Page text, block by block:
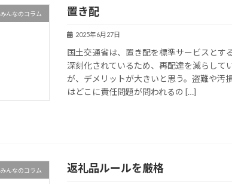
みんなのコラム 置き配
2025年6月27日
国土交通省は、置き配を標準サービスとす
深刻化されているため、再配達を減らして
が、デメリットが大きいと思う。盗難や汚
はどこに責任問題が問われるの […]
みんなのコラム 返礼品ルールを厳格